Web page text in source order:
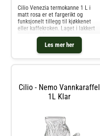
Les mer her
Cilio Venezia termokanne 1 L i
matt rosa er et fargerikt og
funksjonelt tillegg til kjøkkenet
eller kaffekroken. Laget i lakkert
vakuumisolasjon holder den
drikken varm i opptil 12 timer og
kald i opptil 24 timer.Med praktisk
Cilio - Nemo Vannkaraffel
1L Klar